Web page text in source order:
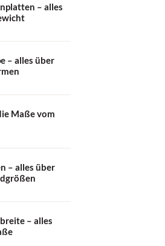
– alles
– alles über
Maße vom
– alles über
– alles